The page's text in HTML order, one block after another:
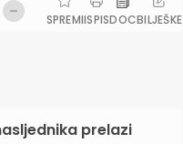
SPREMIISPISDOCBILJEŠKE
prelazi